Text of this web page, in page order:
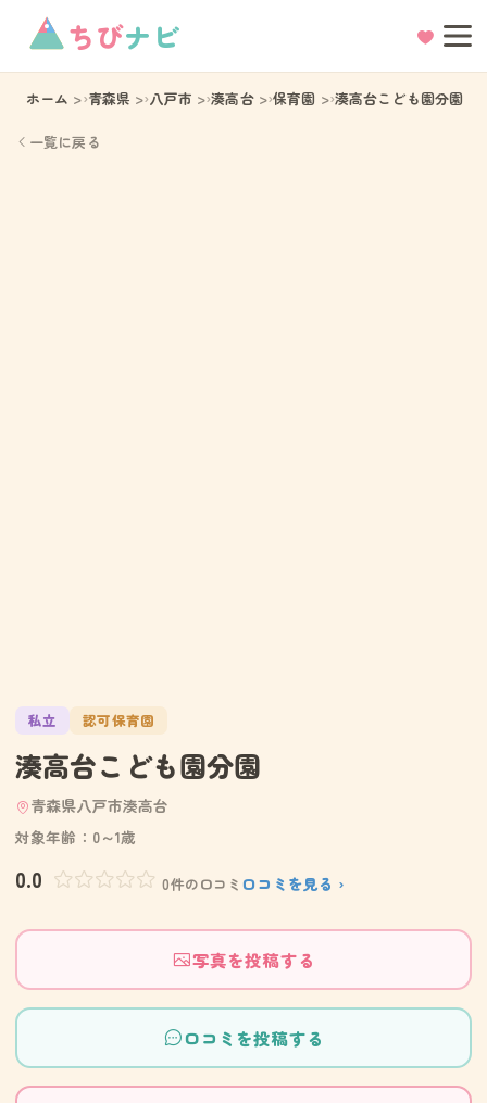
ちびナビ
ホーム 青森県 八戸市 湊高台 保育園 湊高台こども園分園
一覧に戻る
私立 認可保育園
湊高台こども園分園
青森県八戸市湊高台
対象年齢：0～1歳
0.0 0件の口コミ 口コミを見る ›
写真を投稿する
口コミを投稿する